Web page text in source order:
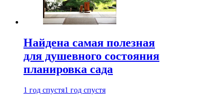
Найдена самая полезная
для душевного состояния
планировка сада
1 год спустя1 год спустя